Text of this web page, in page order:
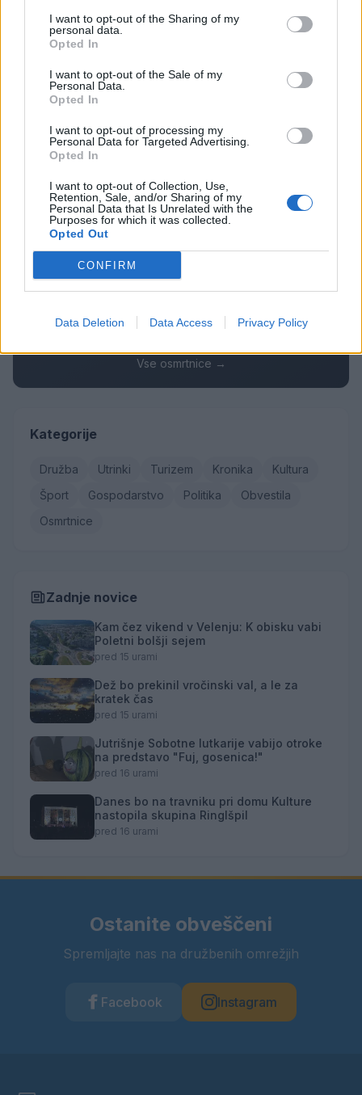
I want to opt-out of the Sharing of my
personal data.
Opted In
I want to opt-out of the Sale of my
Personal Data.
Opted In
I want to opt-out of processing my
Personal Data for Targeted Advertising.
Opted In
I want to opt-out of Collection, Use,
Retention, Sale, and/or Sharing of my
Personal Data that Is Unrelated with the
Purposes for which it was collected.
Opted Out
CONFIRM
Data Deletion Data Access Privacy Policy
velenjske picerije o padcu s padalom na
Hrvaškem
Dopustniška drama: Policija pričakala letalo s
Na Šaleški cesti v Velenju občanka poškodovala
tri vozila
mrtvega 76-letnika
Osmrtnice
Branko Golob
Roman Skale
Ivana Mernik
Maksi Podlesnik
Vse osmrtnice →
Kategorije
Družba Utrinki Turizem Kronika
Kultura
Šport
Gospodarstvo Politika
Obvestila
Osmrtnice
Zadnje novice
Kam čez vikend v Velenju: K obisku vabi
Poletni bolšji sejem
pred 15 urami
Dež bo prekinil vročinski val, a le za
kratek čas
pred 15 urami
Jutrišnje Sobotne lutkarije vabijo otroke
na predstavo "Fuj, gosenica!"
pred 16 urami
Danes bo na travniku pri domu Kulture
nastopila skupina Ringlšpil
pred 16 urami
Ostanite obveščeni
Spremljajte nas na družbenih omrežjih
Facebook Instagram